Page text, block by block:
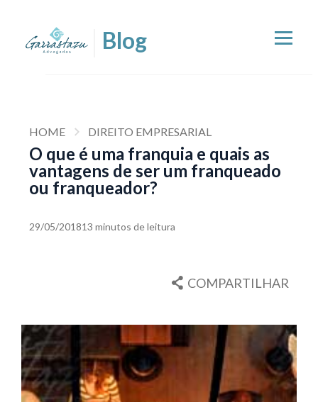
HOME DIREITO EMPRESARIAL
O que é uma franquia e quais as
vantagens de ser um franqueado
ou franqueador?
29/05/201813 minutos de leitura
COMPARTILHAR